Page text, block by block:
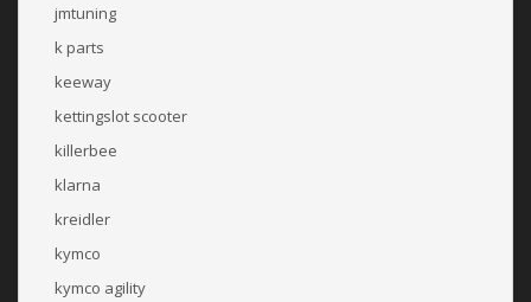
jmtuning
k parts
keeway
kettingslot scooter
killerbee
klarna
kreidler
kymco
kymco agility